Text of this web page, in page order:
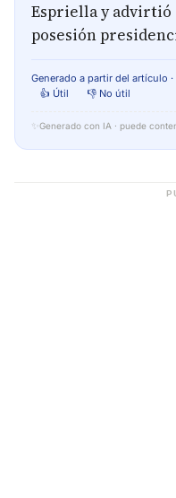
Espriella y advirtió
posesión
Generado a partir del artículo
👍 Útil
👎 No útil
✨ Generado con IA · puede